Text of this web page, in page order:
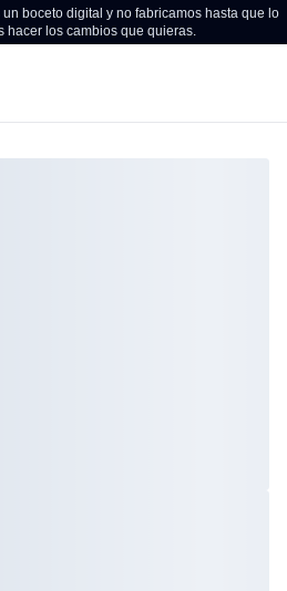
boceto digital y no fabricamos hasta que lo
hacer los cambios que quieras.